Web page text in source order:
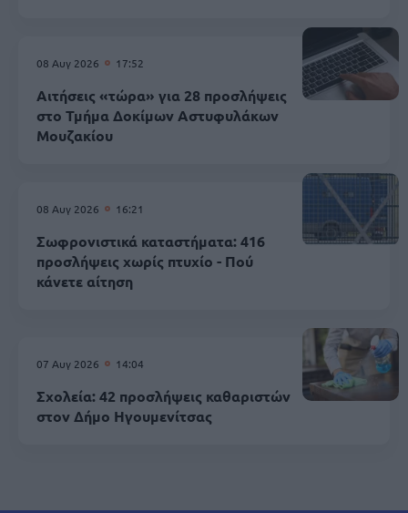
08 Αυγ 2026 17:52
Αιτήσεις «τώρα» για 28 προσλήψεις
στο Τμήμα Δοκίμων Αστυφυλάκων
Mουζακίου
08 Αυγ 2026 16:21
Σωφρονιστικά καταστήματα: 416
προσλήψεις χωρίς πτυχίο - Πού
κάνετε αίτηση
07 Αυγ 2026 14:04
Σχολεία: 42 προσλήψεις καθαριστών
στον Δήμο Ηγουμενίτσας